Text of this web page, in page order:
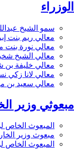
الوزراء
سمو الشيخ
معالي ريم بنت
معالي نورة بنت
معالي الشيخ
معالي خليفة بن
معالي لانا زكي
معالي سعيد بن
مبعوثي وزير
المبعوث الخاص
مبعوث وزير
المبعوث الخاص